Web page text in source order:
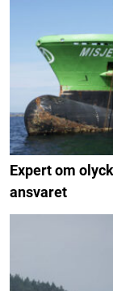
Expert om
ansvaret